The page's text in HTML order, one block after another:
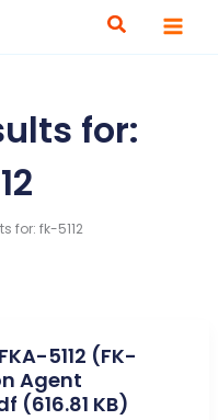
for:
for: fk-5112
5112 (FK-
Agent
(616.81 KB)